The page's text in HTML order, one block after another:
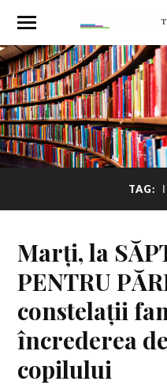
TAG:
Marți, la
PENTRU
constelații
încrederea
copilului